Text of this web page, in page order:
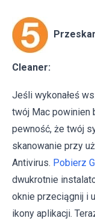
Cleaner:
Jeśli wykonałeś
twój Mac powinien
pewność, że twój
skanowanie przy
Antivirus. Pobierz
dwukrotnie
oknie przeciągnij i
ikony aplikacji.